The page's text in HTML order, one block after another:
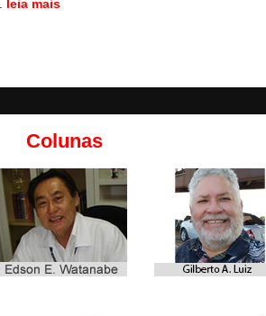
leia mais
Colunas